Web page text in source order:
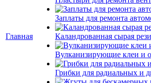
Главная
Заплаты для ремонта
Каландрованная сырая
Вулканизирующие клеи и
Грибки для радиальных и